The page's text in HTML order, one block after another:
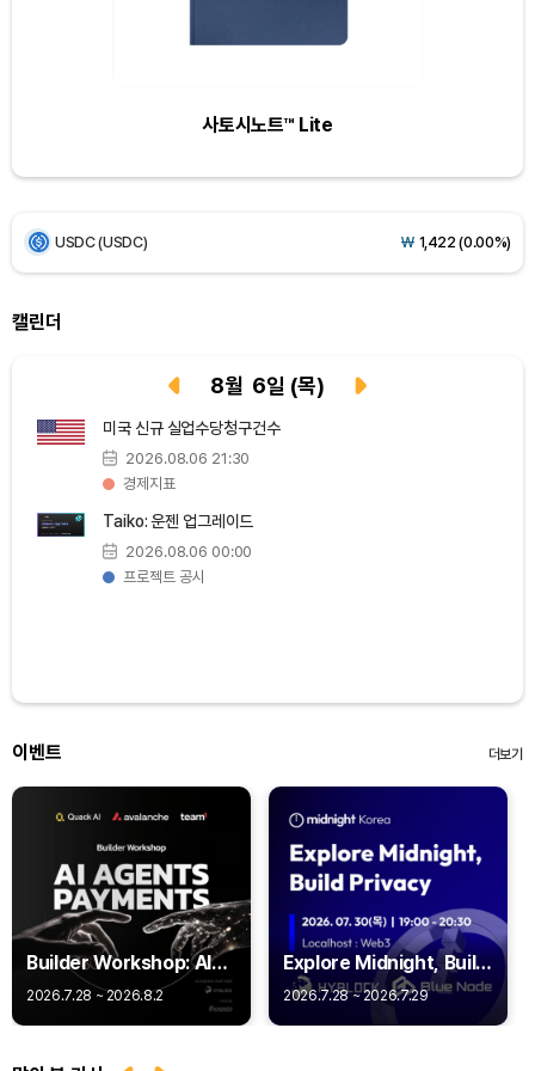
사토시노트™ Lite
BNB (BNB) ₩841,526(-1.49%)
USDC (USDC) ₩ 1,422(0.00%)
TRON (TRX)
Hyperliquid (HYPE)
Dogecoin (DOGE)
캘린더
8월 6일 (목)
미국 신규 실업수당청구건수
2026.08.06 21:30
경제지표
Taiko: 운젠 업그레이드
2026.08.06 00:00
프로젝트 공시
이벤트 더보기
Builder Workshop: AI
Agent Payments -
2026.7.28 ~ 2026.8.2
Explore Midnight, Build
Privacy
2026.7.28 ~ 2026.7.29